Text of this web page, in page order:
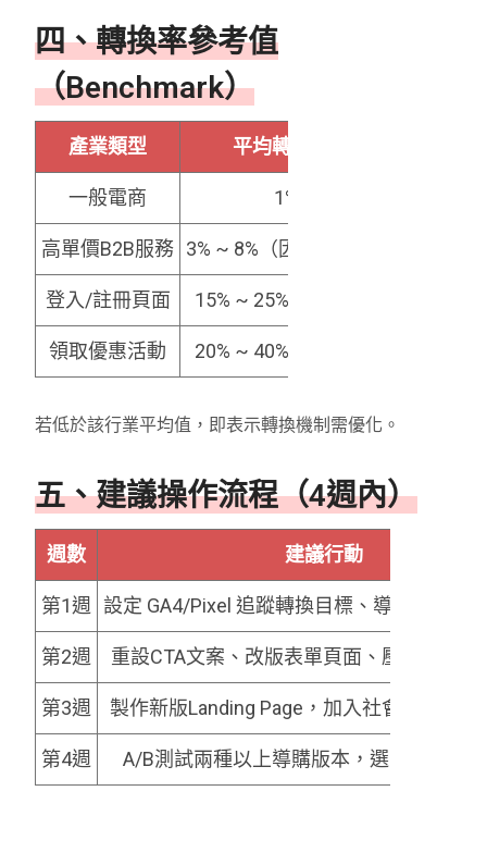
四、轉換率參考值
（Benchmark）
產業類型 平均轉換率參考值
一般電商 1% ~ 3%
高單價B2B服務 3% ~ 8%（因為決策週期長）
登入/註冊頁面 15% ~ 25%（若有強誘因）
領取優惠活動 20% ~ 40%（若內容誘人）
若低於該行業平均值，即表示轉換機制需優化。
五、建議操作流程（4週內）
週數 建議行動
第1週 設定 GA4/Pixel 追蹤轉換目標、導入Clarity
第2週 重設CTA文案、改版表單頁面、壓縮圖片提
第3週 製作新版Landing Page，加入社會證明與限
第4週 A/B測試兩種以上導購版本，選出最高轉